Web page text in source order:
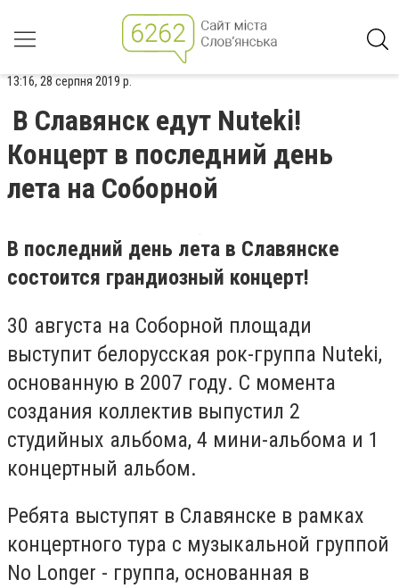
13:16, 28 серпня 2019 р.
В Славянск едут Nuteki!
Концерт в последний день
лета на Соборной
В последний день лета в Славянске
состоится грандиозный концерт!
30 августа на Соборной площади
выступит белорусская рок-группа Nuteki,
основанную в 2007 году. С момента
создания коллектив выпустил 2
студийных альбома, 4 мини-альбома и 1
концертный альбом.
Ребята выступят в Славянске в рамках
концертного тура с музыкальной группой
No Longer - группа, основанная в